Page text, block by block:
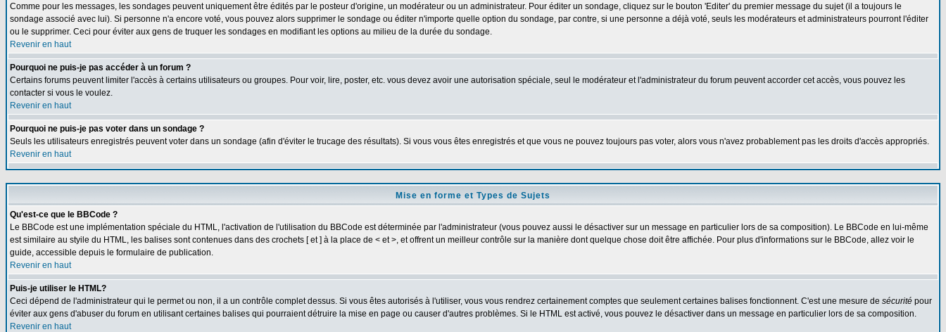
Comme pour les messages, les sondages peuvent uniquement être édités par le posteur d'origine, un modérateur ou un administrateur. Pour éditer un sondage, cliquez sur le bouton 'Editer' du premier message du sujet (il a toujours le
sondage associé avec lui). Si personne n'a encore voté, vous pouvez alors supprimer le sondage ou éditer n'importe quelle option du sondage, par contre, si une personne a déjà voté, seuls les modérateurs et administrateurs pourront l'éditer
ou le supprimer. Ceci pour éviter aux gens de truquer les sondages en modifiant les options au milieu de la durée du sondage.
Revenir en haut
Pourquoi ne puis-je pas accéder à un forum ?
Certains forums peuvent limiter l'accès à certains utilisateurs ou groupes. Pour voir, lire, poster, etc. vous devez avoir une autorisation spéciale, seul le modérateur et l'administrateur du forum peuvent accorder cet accès, vous pouvez les
contacter si vous le voulez.
Revenir en haut
Pourquoi ne puis-je pas voter dans un sondage ?
Seuls les utilisateurs enregistrés peuvent voter dans un sondage (afin d'éviter le trucage des résultats). Si vous vous êtes enregistrés et que vous ne pouvez toujours pas voter, alors vous n'avez probablement pas les droits d'accès appropriés.
Revenir en haut
Mise en forme et Types de Sujets
Qu'est-ce que le BBCode ?
Le BBCode est une implémentation spéciale du HTML, l'activation de l'utilisation du BBCode est déterminée par l'administrateur (vous pouvez aussi le désactiver sur un message en particulier lors de sa composition). Le BBCode en lui-même
est similaire au styile du HTML, les balises sont contenues dans des crochets [ et ] à la place de < et >, et offrent un meilleur contrôle sur la manière dont quelque chose doit être affichée. Pour plus d'informations sur le BBCode, allez voir le
guide, accessible depuis le formulaire de publication.
Revenir en haut
Puis-je utiliser le HTML?
Ceci dépend de l'administrateur qui le permet ou non, il a un contrôle complet dessus. Si vous êtes autorisés à l'utiliser, vous vous rendrez certainement comptes que seulement certaines balises fonctionnent. C'est une mesure de sécurité pour
éviter aux gens d'abuser du forum en utilisant certaines balises qui pourraient détruire la mise en page ou causer d'autres problèmes. Si le HTML est activé, vous pouvez le désactiver dans un message en particulier lors de sa composition.
Revenir en haut